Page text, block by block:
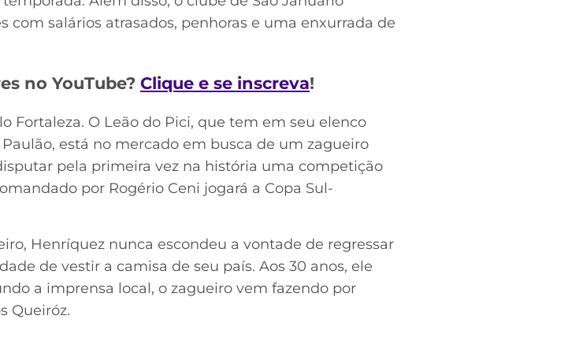
com salários atrasados, penhoras e uma enxurrada de
no YouTube? Clique e se inscreva!
Fortaleza. O Leão do Pici, que tem em seu elenco
está no mercado em busca de um zagueiro
pela primeira vez na história uma competição
por Rogério Ceni jogará a Copa Sul-
Henríquez nunca escondeu a vontade de regressar
de vestir a camisa de seu país. Aos 30 anos, ele
a imprensa local, o zagueiro vem fazendo por
Queiróz.